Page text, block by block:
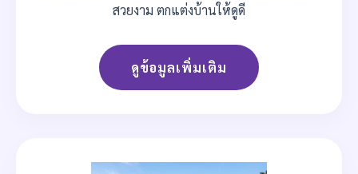
สวยงาม ตกแต่งบ้านให้ดูดี
ดูข้อมูลเพิ่มเติม